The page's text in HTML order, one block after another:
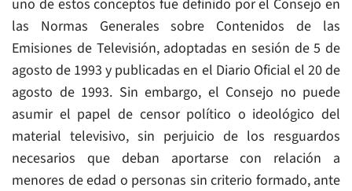
uno de estos conceptos fue definido por el Consejo en
las Normas Generales sobre Contenidos de las
Emisiones de Televisión, adoptadas en sesión de 5 de
agosto de 1993 y publicadas en el Diario Oficial el 20 de
agosto de 1993. Sin embargo, el Consejo no puede
asumir el papel de censor político o ideológico del
material televisivo, sin perjuicio de los resguardos
necesarios que deban aportarse con relación a
menores de edad o personas sin criterio formado, ante